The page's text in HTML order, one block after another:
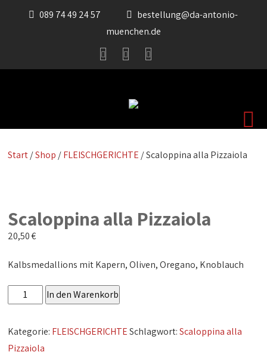
089 74 49 24 57
bestellung@da-antonio-
muenchen.de
Start/Shop /FLEISCHGERICHTE / Scaloppina alla Pizzaiola
Scaloppina alla Pizzaiola
20,50€
Kalbsmedallions mit Kapern, Oliven, Oregano, Knoblauch
Scaloppina
Pizzaiola
Menge
In den Warenkorb
Kategorie: FLEISCHGERICHTE Schlagwort:Scaloppina alla
Pizzaiola